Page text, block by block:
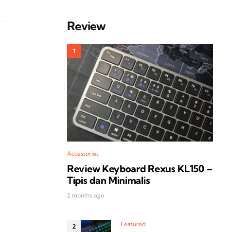
Review
Accessories
Review Keyboard Rexus KL150 –
Tipis dan Minimalis
2 months ago
Featured